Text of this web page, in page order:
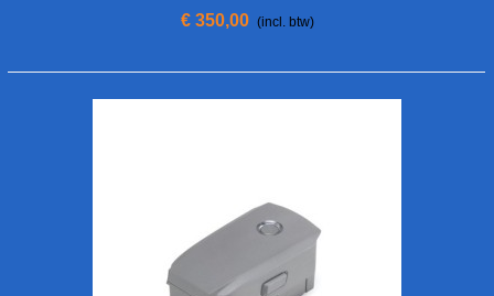
€ 350,00 (incl. btw)